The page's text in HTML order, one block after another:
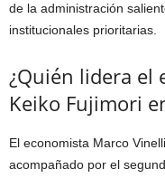
de la administración
institucionales prioritarias.
¿Quién lidera el
Keiko Fujimori
El economista Marco
acompañado por el